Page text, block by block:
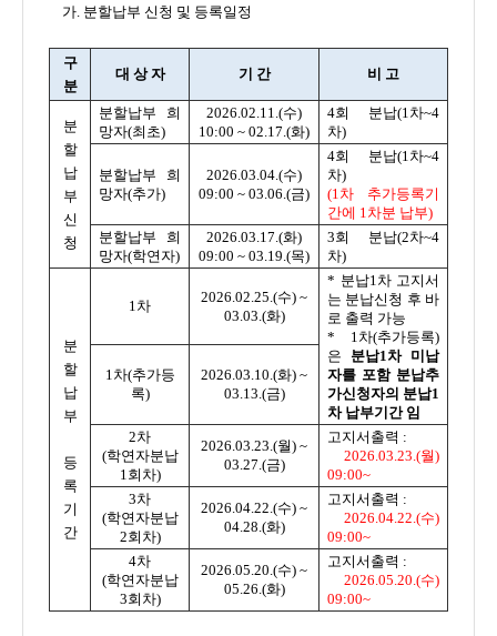
가. 분할납부 신청 및 등록일정
구
분
대 상 자 기 간 비 고
분
할
납
부
신
청
분할납부 희
망자(최초)
2026.02.11.(수)
10:00 ~ 02.17.(화)
4회 분납(1차~4
차)
분할납부 희
망자(추가)
2026.03.04.(수)
09:00 ~ 03.06.(금)
4회 분납(1차~4
차)
(1차 추가등록기
간에 1차분 납부)
분할납부 희
망자(학연자)
2026.03.17.(화)
09:00 ~ 03.19.(목)
3회 분납(2차~4
차)
분
할
납
부
등
록
기
간
1차
2026.02.25.(수) ~
03.03.(화)
* 분납1차 고지서
는 분납신청 후 바
로 출력 가능
* 1차(추가등록)
은 분납1차 미납
자를 포함 분납추
가신청자의 분납1
차 납부기간 임
1차(추가등
록)
2026.03.10.(화) ~
03.13.(금)
2차
(학연자분납
1회차)
2026.03.23.(월) ~
03.27.(금)
고지서출력 :
2026.03.23.(월)
09:00~
3차
(학연자분납
2회차)
2026.04.22.(수) ~
04.28.(화)
고지서출력 :
2026.04.22.(수)
09:00~
4차
(학연자분납
3회차)
2026.05.20.(수) ~
05.26.(화)
고지서출력 :
2026.05.20.(수)
09:00~